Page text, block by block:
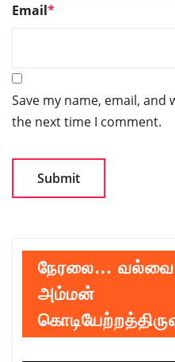
Email*
Save my name, email,
the next time I comment.
நேரலை… வல்வை
அம்மன்